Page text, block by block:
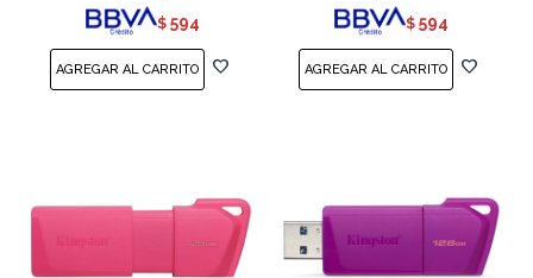
$ 594 $ 594